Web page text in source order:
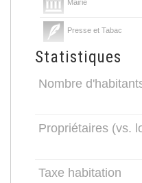
Mairie
Presse et Tabac
Statistiques
Nombre
Propriétaires (vs.
Taxe habitation